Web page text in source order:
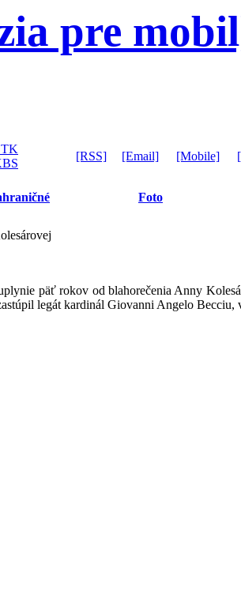
pre
TK
[RSS] [Email] [Mobile]
Foto
päť rokov od blahorečenia Anny
legát kardinál Giovanni Angelo